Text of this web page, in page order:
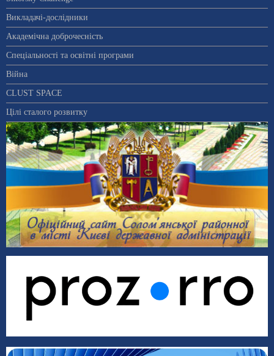
Викладачі-дослідники
Академічна доброчесність
Спеціальності та освітні програми
Війна
CLUST SPACE
Цілі сталого розвитку